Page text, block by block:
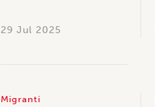
29 Jul 2025
Migranti